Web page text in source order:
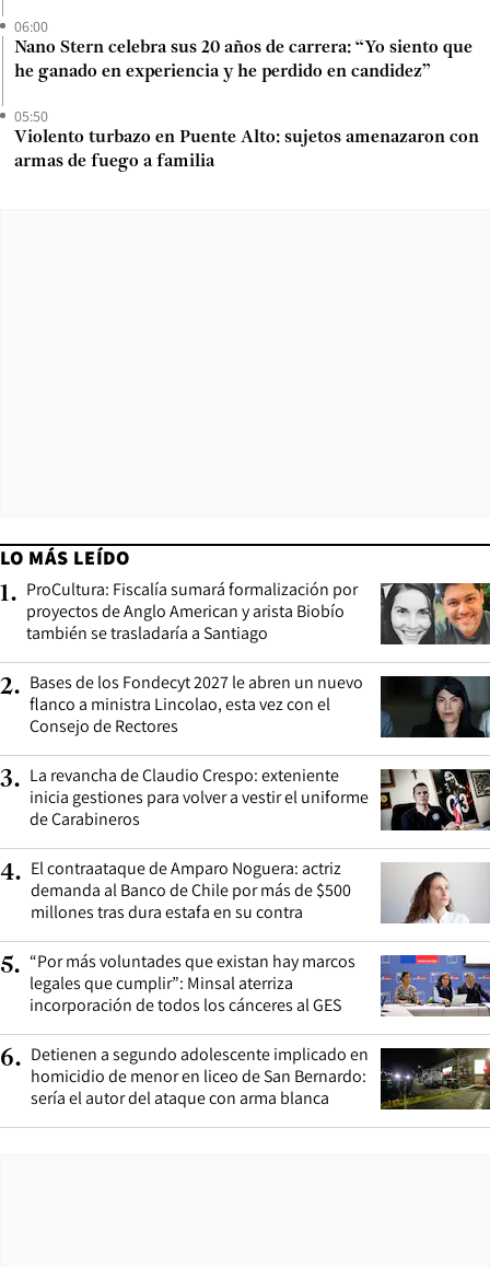
06:00
Nano Stern celebra sus 20 años de carrera: “Yo siento que
he ganado en experiencia y he perdido en candidez”
05:50
Violento turbazo en Puente Alto: sujetos amenazaron con
armas de fuego a familia
LO MÁS LEÍDO
1. ProCultura: Fiscalía sumará formalización por
proyectos de Anglo American y arista Biobío
también se trasladaría a Santiago
2. Bases de los Fondecyt 2027 le abren un nuevo
flanco a ministra Lincolao, esta vez con el
Consejo de Rectores
3. La revancha de Claudio Crespo: exteniente
inicia gestiones para volver a vestir el uniforme
de Carabineros
4. El contraataque de Amparo Noguera: actriz
demanda al Banco de Chile por más de $500
millones tras dura estafa en su contra
5. “Por más voluntades que existan hay marcos
legales que cumplir”: Minsal aterriza
incorporación de todos los cánceres al GES
6. Detienen a segundo adolescente implicado en
homicidio de menor en liceo de San Bernardo:
sería el autor del ataque con arma blanca